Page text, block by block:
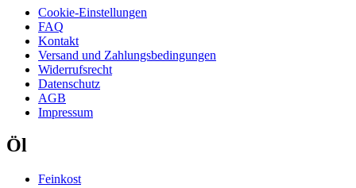
Cookie-Einstellungen
FAQ
Kontakt
Versand und Zahlungsbedingungen
Widerrufsrecht
Datenschutz
AGB
Impressum
Öl
Feinkost